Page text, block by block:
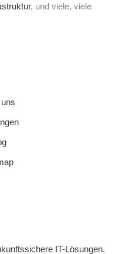
, und viele, viele
IT-Lösungen.